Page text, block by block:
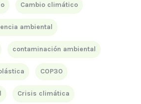
Cambio climático
ambiental
contaminación ambiental
COP30
Crisis climática